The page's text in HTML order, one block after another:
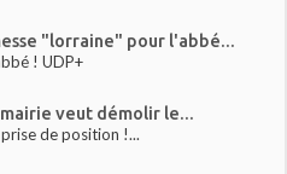
"lorraine" pour l'abbé...
! UDP+
mairie veut démolir le...
de position !...